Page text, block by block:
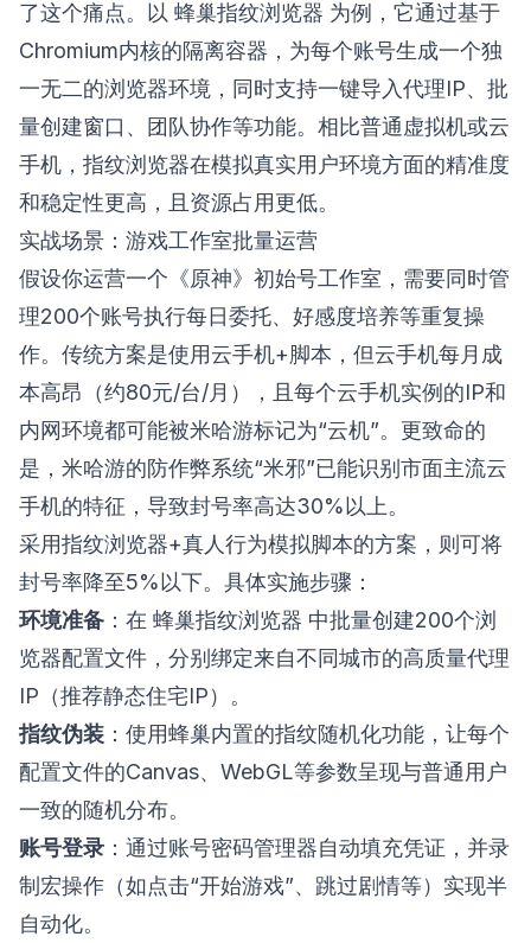
了这个痛点。以 蜂巢指纹浏览器 为例，它通过基于
Chromium内核的隔离容器，为每个账号生成一个独
一无二的浏览器环境，同时支持一键导入代理IP、批
量创建窗口、团队协作等功能。相比普通虚拟机或云
手机，指纹浏览器在模拟真实用户环境方面的精准度
和稳定性更高，且资源占用更低。
实战场景：游戏工作室批量运营
假设你运营一个《原神》初始号工作室，需要同时管
理200个账号执行每日委托、好感度培养等重复操
作。传统方案是使用云手机+脚本，但云手机每月成
本高昂（约80元/台/月），且每个云手机实例的IP和
内网环境都可能被米哈游标记为“云机”。更致命的
是，米哈游的防作弊系统“米邪”已能识别市面主流云
手机的特征，导致封号率高达30%以上。
采用指纹浏览器+真人行为模拟脚本的方案，则可将
封号率降至5%以下。具体实施步骤：
环境准备 ：在 蜂巢指纹浏览器 中批量创建200个浏
览器配置文件，分别绑定来自不同城市的高质量代理
IP（推荐静态住宅IP）。
指纹伪装 ：使用蜂巢内置的指纹随机化功能，让每个
配置文件的Canvas、WebGL等参数呈现与普通用户
一致的随机分布。
账号登录 ：通过账号密码管理器自动填充凭证，并录
制宏操作（如点击“开始游戏”、跳过剧情等）实现半
自动化。